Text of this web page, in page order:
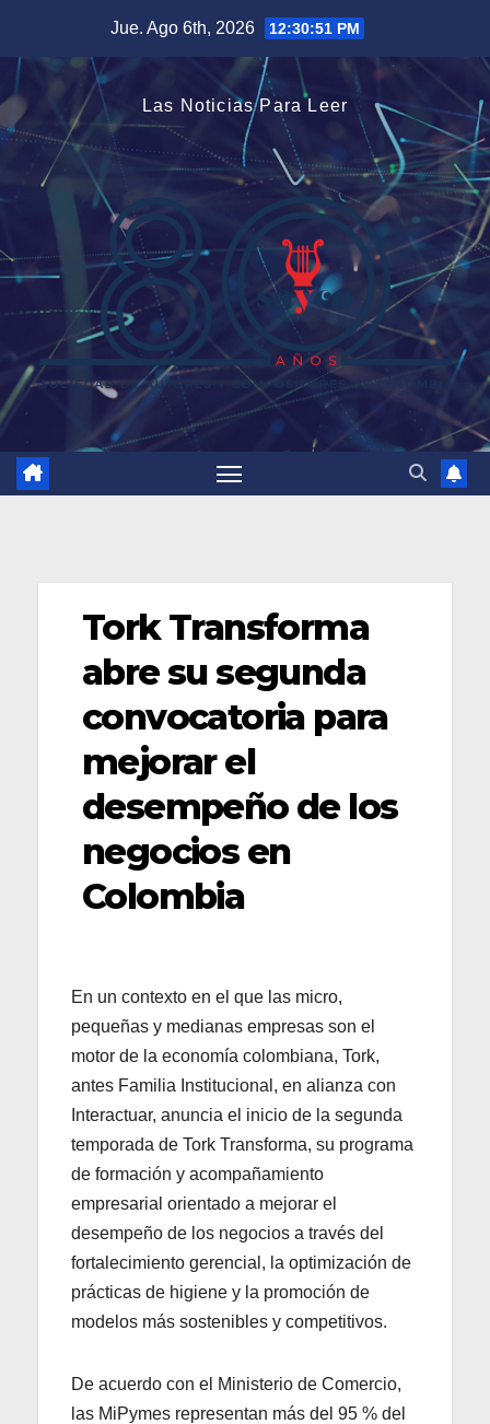
contenido
Jue. Ago 6th, 2026 12:30:52 PM
Las Noticias Para Leer
Tork Transforma
abre su segunda
convocatoria para
mejorar el
desempeño de los
negocios en
Colombia
En un contexto en el que las micro,
pequeñas y medianas empresas son el
motor de la economía colombiana, Tork,
antes Familia Institucional, en alianza con
Interactuar, anuncia el inicio de la segunda
temporada de Tork Transforma, su programa
de formación y acompañamiento
empresarial orientado a mejorar el
desempeño de los negocios a través del
fortalecimiento gerencial, la optimización de
prácticas de higiene y la promoción de
modelos más sostenibles y competitivos.
De acuerdo con el Ministerio de Comercio,
las MiPymes representan más del 95 % del